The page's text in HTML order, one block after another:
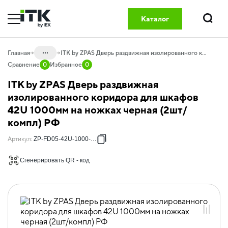
Каталог
Поиск
Главная ...
GREEN
20.06.03 Коридор с опорой на шкафы
DATAMODUL
20.06.03.01 Двери и панели входной
ITK by ZPAS Дверь раздвижная изолированного коридора для шкафов 42U 1000мм на ножках черная (2шт/компл) РФ
Сравнение 0 Избранное 0
ITK by ZPAS Дверь раздвижная
изолированного коридора для шкафов
42U 1000мм на ножках черная (2шт/
компл) РФ
Артикул: ZP-FD05-42U-1000-L-R
Сгенерировать QR - код